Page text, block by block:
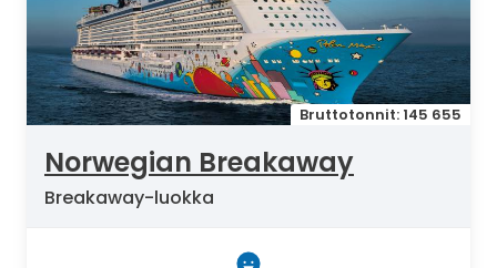
Bruttotonnit: 145 655
Norwegian Breakaway
Breakaway-luokka